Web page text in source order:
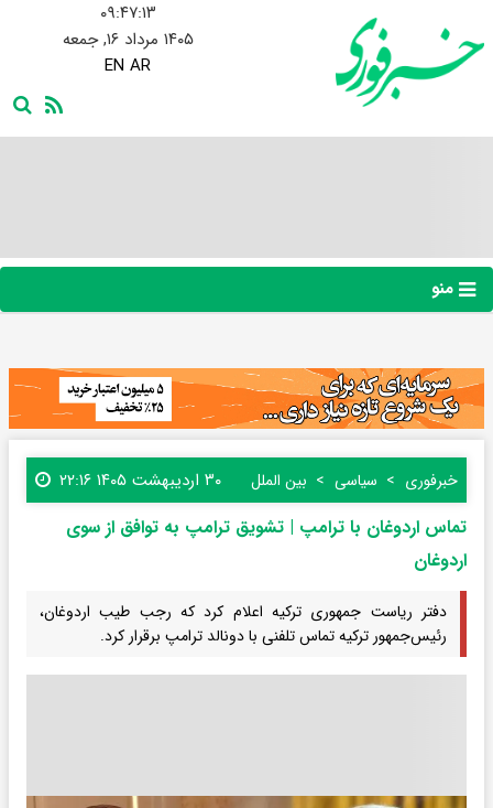
۰۹:۴۷:۱۴
۱۴۰۵ مرداد ۱۶, جمعه
EN AR
منو
خبرفوری سیاسی بین الملل ۳۰ اردیبهشت ۱۴۰۵ ۲۲:۱۶
تماس اردوغان با ترامپ | تشویق ترامپ به توافق از سوی
اردوغان
دفتر ریاست جمهوری ترکیه اعلام کرد که رجب طیب اردوغان،
رئیس‌جمهور ترکیه تماس تلفنی با دونالد ترامپ برقرار کرد.